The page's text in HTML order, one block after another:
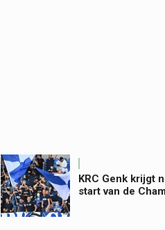
KRC Genk krijgt
start van de